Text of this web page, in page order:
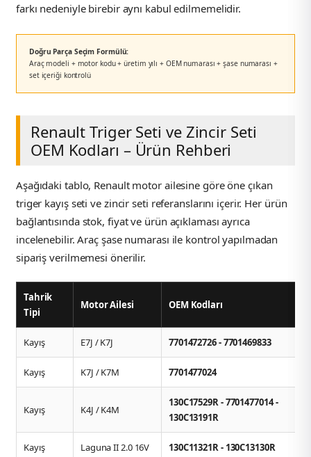
farkı nedeniyle birebir aynı kabul edilmemelidir.
Doğru Parça Seçim Formülü:
Araç modeli + motor kodu + üretim yılı + OEM numarası + şase numarası +
set içeriği kontrolü
Renault Triger Seti ve Zincir Seti
OEM Kodları – Ürün Rehberi
Aşağıdaki tablo, Renault motor ailesine göre öne çıkan
triger kayış seti ve zincir seti referanslarını içerir. Her ürün
bağlantısında stok, fiyat ve ürün açıklaması ayrıca
incelenebilir. Araç şase numarası ile kontrol yapılmadan
sipariş verilmemesi önerilir.
Tahrik
Tipi
Motor Ailesi OEM Kodları
Kayış E7J / K7J 7701472726 - 7701469833
Kayış K7J / K7M 7701477024
Kayış K4J / K4M
130C17529R - 7701477014 -
130C13191R
Kayış Laguna II 2.0 16V 130C11321R - 130C13130R